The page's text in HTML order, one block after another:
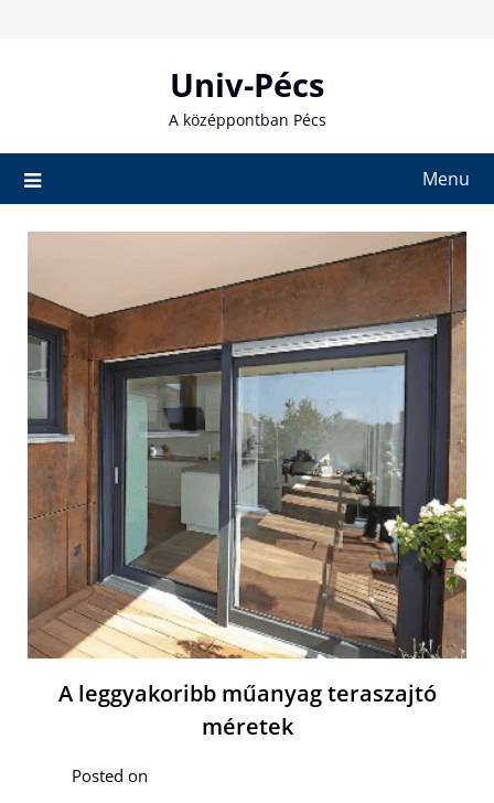
Univ-Pécs
A középpontban Pécs
Menu
A leggyakoribb műanyag teraszajtó
méretek
Posted on